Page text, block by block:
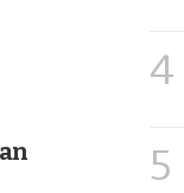
4
5